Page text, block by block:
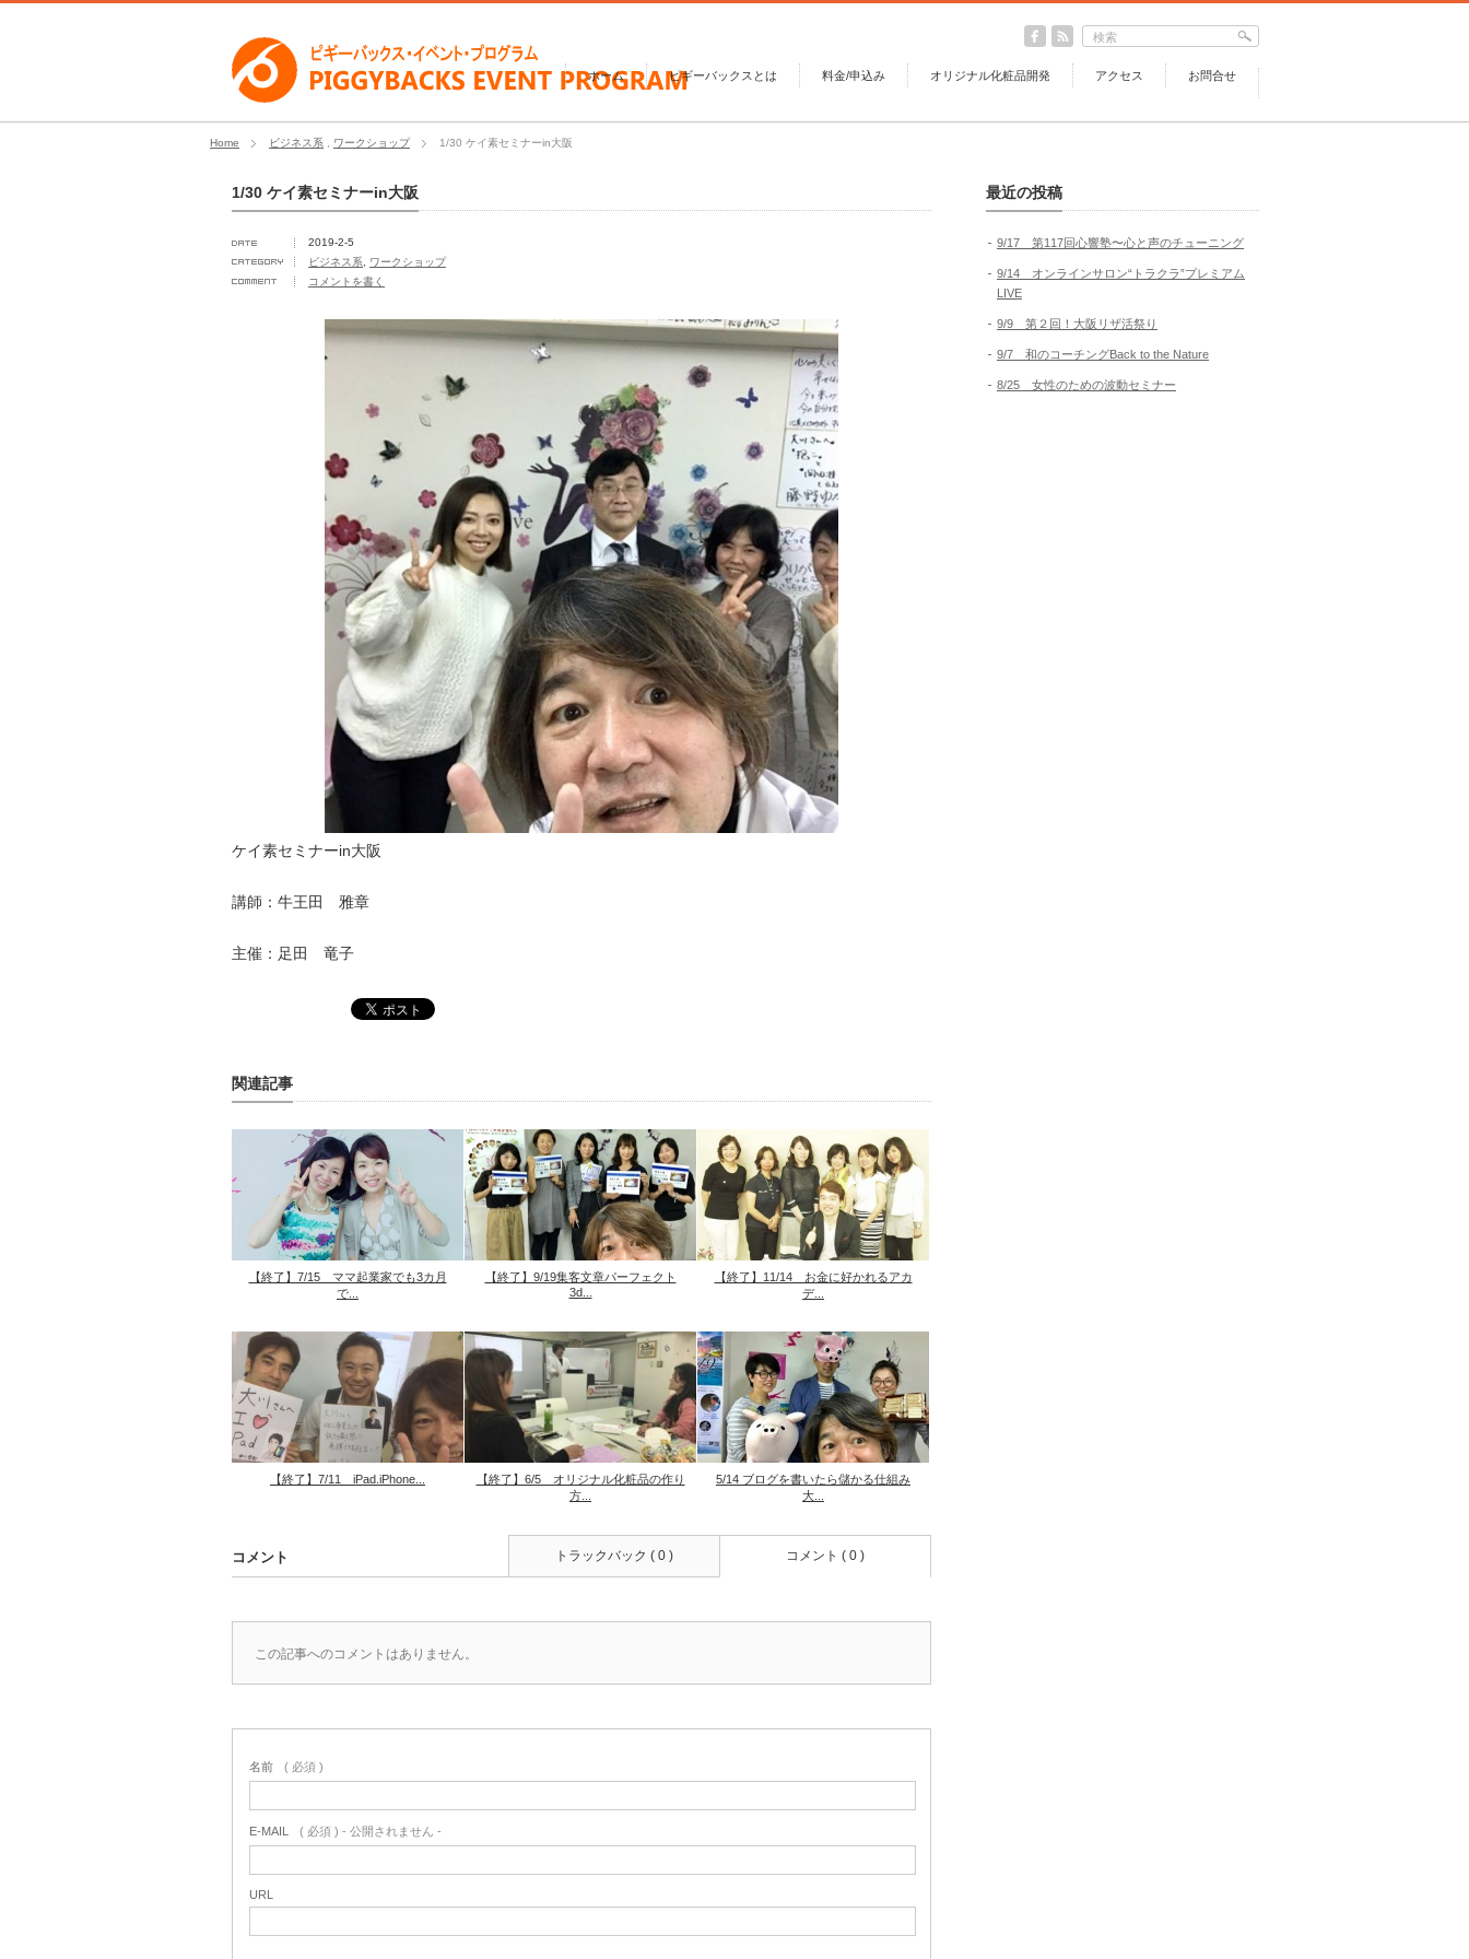
ホーム ピギーバックスとは 料金/申込み オリジナル化粧品開発 アクセス お問合せ
Home ビジネス系 ワークショップ 1/30 ケイ素セミナーin大阪
1/30 ケイ素セミナーin大阪
2019-2-5
ビジネス系
ワークショップ
コメントを書く
ケイ素セミナーin大阪
講師：牛王田 雅章
主催：足田 竜子
関連記事
【終了】7/15 ママ起業家でも3カ月
で...
【終了】9/19集客文章パーフェクト
3d...
【終了】11/14 お金に好かれるアカ
デ...
【終了】7/11 iPad.iPhone...
【終了】6/5 オリジナル化粧品の作り
方...
5/14 ブログを書いたら儲かる仕組み
大...
コメント コメント ( 0 )
トラックバック ( 0 )
この記事へのコメントはありません。
名前 ( 必須 )
E-MAIL ( 必須 ) - 公開されません -
URL
最近の投稿
9/17 第117回心響塾〜心と声のチューニング
9/14 オンラインサロン“トラクラ”プレミアム
LIVE
9/9 第２回！大阪リザ活祭り
9/7 和のコーチングBack to the Nature
8/25 女性のための波動セミナー